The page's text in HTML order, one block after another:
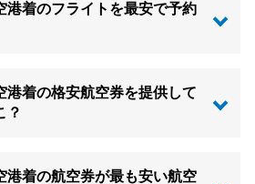
港着のフライトを最安で予約
港着の格安航空券を提供して
？
港着の航空券が最も安い航空